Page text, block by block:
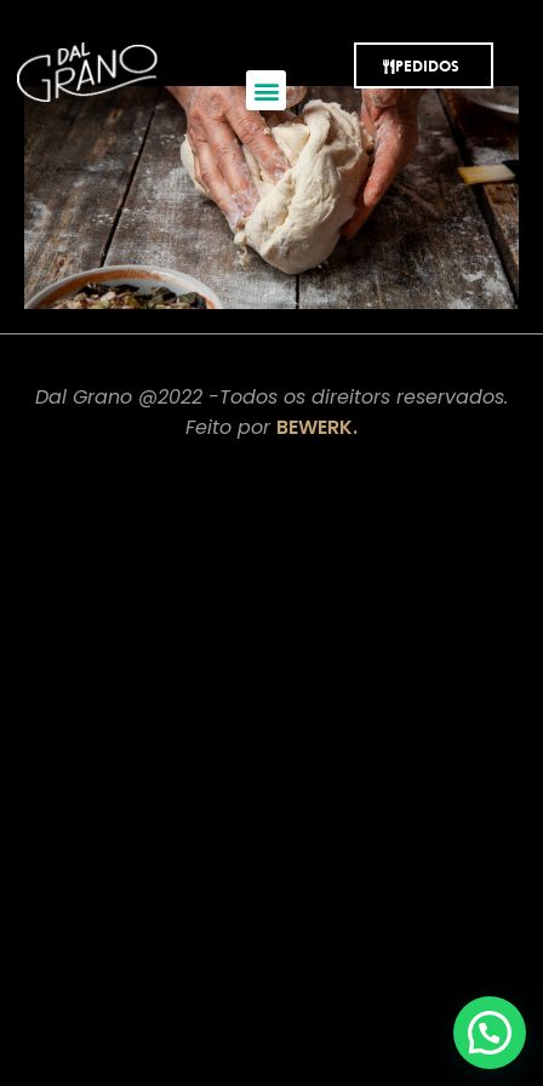
PEDIDOS
Dal Grano @2022 -Todos os direitors reservados.
Feito por BEWERK.